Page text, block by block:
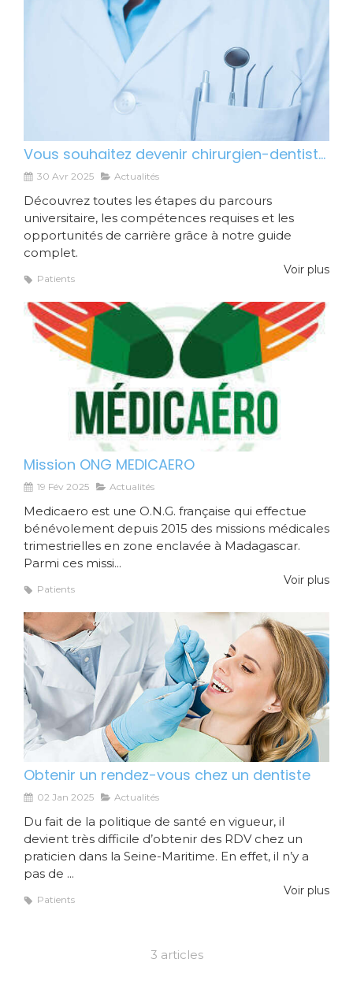
Vous souhaitez devenir chirurgien-dentiste ?
30 Avr 2025 Actualités
Découvrez toutes les étapes du parcours
universitaire, les compétences requises et les
opportunités de carrière grâce à notre guide
complet.
Voir plus
Patients
Mission ONG MEDICAERO
19 Fév 2025 Actualités
Medicaero est une O.N.G. française qui effectue
bénévolement depuis 2015 des missions médicales
trimestrielles en zone enclavée à Madagascar.
Parmi ces missi...
Voir plus
Patients
Obtenir un rendez-vous chez un dentiste
02 Jan 2025 Actualités
Du fait de la politique de santé en vigueur, il
devient très difficile d’obtenir des RDV chez un
praticien dans la Seine-Maritime. En effet, il n’y a
pas de ...
Voir plus
Patients
3 articles